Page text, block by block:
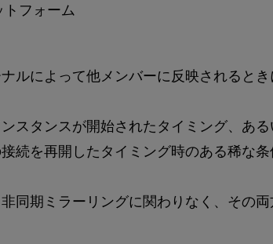
フォーム
ルによって他メンバーに反映されると
スタンスが開始されたタイミング、あ
続を再開したタイミング時のある稀な
同期ミラーリングに関わりなく、その